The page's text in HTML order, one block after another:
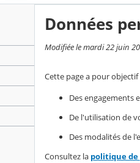
Données
Modifiée le mardi 22 juin
Cette page a pour
Des engagements
De l'utilisation de
Des modalités de
Consultez la politique